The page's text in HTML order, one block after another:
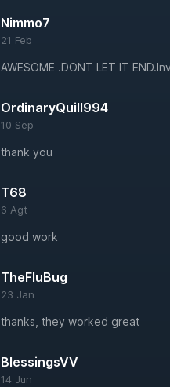
Nimmo7
21 Feb
AWESOME .DONT LET IT
OrdinaryQuill994
10 Sep
thank you
T68
6 Agt
good work
TheFluBug
23 Jan
thanks, they worked great
BlessingsVV
14 Jun